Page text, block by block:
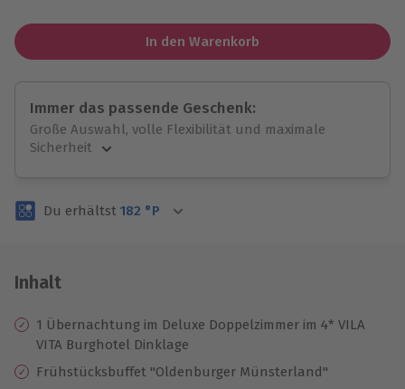
In den Warenkorb
Immer das passende Geschenk:
Große Auswahl, volle Flexibilität und maximale
Sicherheit
Volle Flexibilität
3 Jahre gültig & verlängerbar.
Du erhältst 182 °P
Inhalt
1 Übernachtung im Deluxe Doppelzimmer im 4* VILA
VITA Burghotel Dinklage
Frühstücksbuffet "Oldenburger Münsterland"